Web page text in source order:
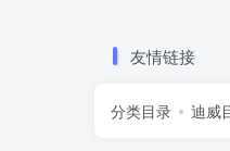
友情链接
分类目录 迪威